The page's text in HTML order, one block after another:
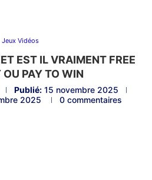
Jeux Vidéos
EST IL VRAIMENT FREE
OU PAY TO WIN
Publié: 15 novembre 2025
2025 0 commentaires